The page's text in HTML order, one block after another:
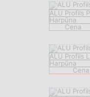
ALU Profils
Harpūna
Cena
ALU Profils
Harpūna
Cena